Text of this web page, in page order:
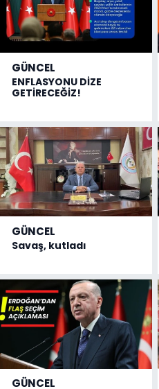
GÜNCEL
ENFLASYONU DİZE
GETİRECEĞİZ!
GÜNCEL
Savaş, kutladı
GÜNCEL